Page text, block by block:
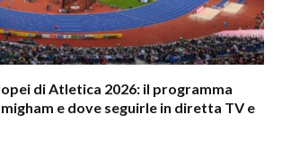
di Atletica 2026: il programma
e dove seguirle in diretta TV e